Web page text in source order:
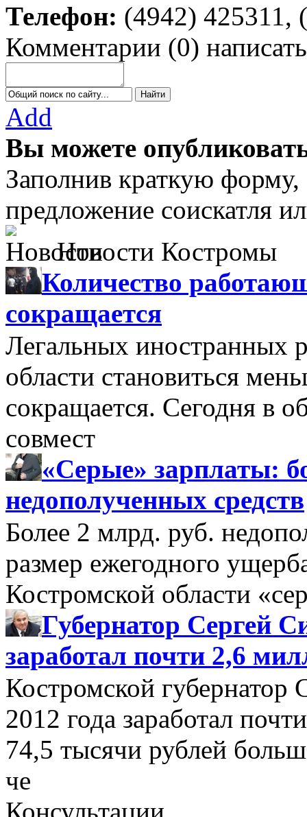
Телефон: (4942) 425311,
Комментарии (0) написать
Add
Вы можете
Заполнив краткую
предложение соискатля
Новости Костромы
Количество
сокращается
Легальных иностранных
области становиться
сокращается. Сегодня в
совмест
«Серые» зарплаты:
недополученных средств
Более 2 млрд. руб.
размер ежегодного
Костромской области
Губернатор Сергей
заработал почти 2,6
Костромской губернатор
2012 года заработал
74,5 тысячи рублей
че
Консультации